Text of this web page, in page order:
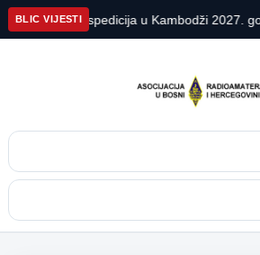
BLIC VIJESTI
DX ekspedicija u Kambodži 2027. godine